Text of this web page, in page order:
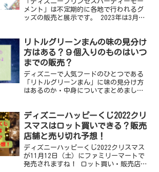
メント」は不定期的に各地で行われるグ
ッズの販売と展示です。 2023年は3月16
ーメントではどんなグッズが販売される
のか・展示につ...
リトルグリーンまんの味の見分け
方はある？９個入りのものはいつ
までの販売？
ディズニーで人気フードのひとつである
「リトルグリーンまん」に味の見分け方
はあるのか・中身についてまとめまし
の記事を読めば分かること ・リトルグリ
ーンまんに味の見分け...
ディズニーハッピーくじ2022クリ
スマスはロット買いできる？販売
店舗と売り切れ予想！
ディズニーハッピーくじ2022クリスマス
が11月12日（土）にファミリーマートで
発売されますね！ ロット買い・販売店